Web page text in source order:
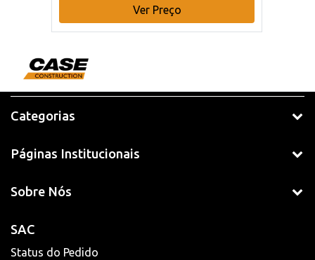
Ver Preço
Categorias
Páginas Institucionais
Sobre Nós
SAC
Status do Pedido